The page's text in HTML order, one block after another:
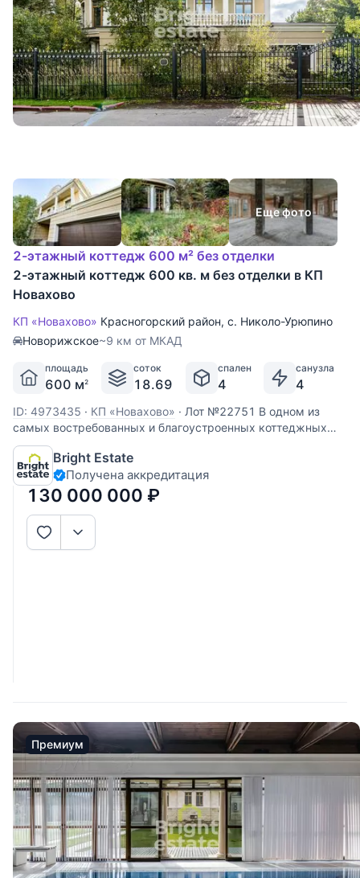
Еще фото
2-этажный коттедж 600 м² без отделки
2-этажный коттедж 600 кв. м без отделки в КП
Новахово
КП «Новахово» Красногорский район, с. Николо-Урюпино
Новорижское~9 км от МКАД
площадь
600 м2
соток
18.69
спален
4
санузла
4
ID: 4973435 · КП «Новахово» · Лот №22751 В одном из
самых востребованных и благоустроенных коттеджных
поселков Новорижского направления предлагается
элегантный дом площадью 600 кв.м. — редкая
возможность создать резиденцию своей мечты в уже
сложившейся премиальной среде. КП
Bright Estate
Получена аккредитация
130 000 000 ₽
Премиум